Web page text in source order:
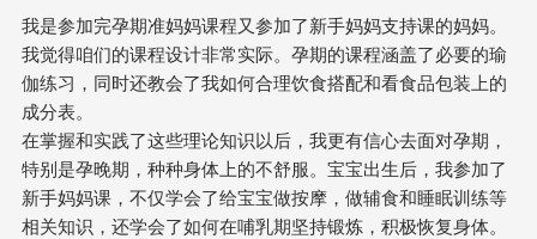
我是参加完孕期准妈妈课程又参加了新手妈妈支持课的妈妈。
我觉得咱们的课程设计非常实际。孕期的课程涵盖了必要的瑜
伽练习，同时还教会了我如何合理饮食搭配和看食品包装上的
成分表。
在掌握和实践了这些理论知识以后，我更有信心去面对孕期，
特别是孕晚期，种种身体上的不舒服。宝宝出生后，我参加了
新手妈妈课，不仅学会了给宝宝做按摩，做辅食和睡眠训练等
相关知识，还学会了如何在哺乳期坚持锻炼，积极恢复身体。